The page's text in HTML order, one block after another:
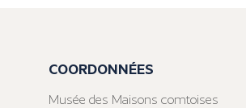
COORDONNÉES
Musée des Maisons comtoises